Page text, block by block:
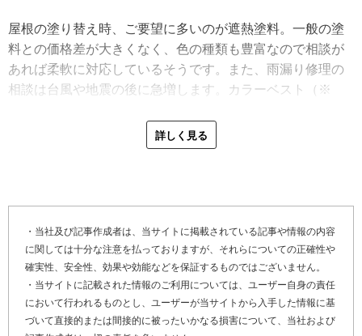
屋根の塗り替え時、ご要望に多いのが遮熱塗料。一般の塗
料との価格差が大きくなく、色の種類も豊富なので相談が
あれば柔軟に対応しているそうです。また、雨漏り修理の
相談は台風や地震の後に急増します。カラーベスト（※
てきたおかげで、私も屋根修理の技術を身に付けることが
できました」
最後に「やねいろは」をご覧になっている、屋根や屋上防
水の劣化でお困りのお客さま、そして屋根リフォームや屋
根修理を検討しているお客さまにメッセージです。
詳しく見る
・当社及び記事作成者は、当サイトに掲載されている記事や情報の内容
に関しては十分な注意を払っておりますが、それらについての正確性や
確実性、安全性、効果や効能などを保証するものではございません。
・当サイトに記載された情報のご利用については、ユーザー自身の責任
において行われるものとし、ユーザーが当サイトから入手した情報に基
づいて直接的または間接的に被ったいかなる損害について、当社および